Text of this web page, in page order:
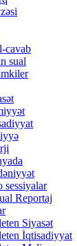
cavab
sual
sessiyalar
Reportaj
Siyasət
İqtisadiyyat